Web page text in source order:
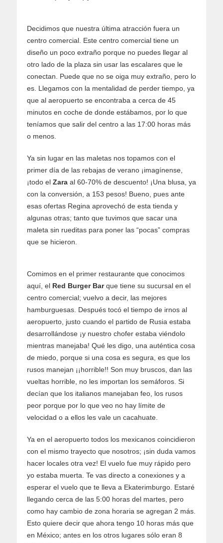
Decidimos que nuestra última atracción fuera un
centro comercial. Este centro comercial tiene un
diseño un poco extraño porque no puedes llegar al
otro lado de la plaza sin usar las escalares que le
conectan. Puede que no se oiga muy extraño, pero lo
es. Llegamos con la mentalidad de perder tiempo, ya
que al aeropuerto se encontraba a cerca de 45
minutos en coche de donde estábamos, por lo que
teníamos que salir del centro a las 17:00 horas más
o menos.
Ya sin lugar en las maletas nos topamos con el
primer día de las rebajas de verano ¡imagínense,
¡todo el Zara al 60-70% de descuento! ¡Una blusa, ya
con la conversión, a 153 pesos! Bueno, pues ante
esas ofertas Regina aprovechó de esta tienda y
algunas otras; tanto que tuvimos que sacar una
maleta sin rueditas para poner las “pocas” compras
que se hicieron.
Comimos en el primer restaurante que conocimos
aquí, el Red Burger Barque tiene su sucursal en el
centro comercial; vuelvo a decir, las mejores
hamburguesas. Después tocó el tiempo de irnos al
aeropuerto, justo cuando el partido de Rusia estaba
desarrollándose ¡y nuestro chofer estaba viéndolo
mientras manejaba! Qué les digo, una auténtica cosa
de miedo, porque si una cosa es segura, es que los
rusos manejan ¡¡horrible!! Son muy bruscos, dan las
vueltas horrible, no les importan los semáforos. Si
decían que los italianos manejaban feo, los rusos
peor porque por lo que veo no hay límite de
velocidad o a ellos les vale un cacahuate.
Ya en el aeropuerto todos los mexicanos coincidieron
con el mismo trayecto que nosotros; ¡sin duda vamos
hacer locales otra vez! El vuelo fue muy rápido pero
yo estaba muerta. Te vas directo a conexiones y a
esperar el vuelo que te lleva a Ekaterimburgo. Estaré
llegando cerca de las 5:00 horas del martes, pero
como hay cambio de zona horaria se agregan 2 más.
Esto quiere decir que ahora tengo 10 horas más que
en México; antes en los otros lugares sólo eran 8